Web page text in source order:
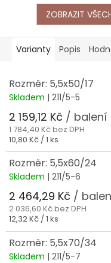
ZOBRAZIT
Varianty Popis
Rozměr: 5,5x50/17
Skladem | 211/5-5
2 159,12 Kč / balení
1 784,40 Kč bez DPH
Měrná
cena:
10,80 Kč / 1 ks
Rozměr: 5,5x60/24
Skladem | 211/5-6
2 464,29 Kč /
2 036,60 Kč bez DPH
Měrná
cena:
12,32 Kč / 1 ks
Rozměr: 5,5x70/34
Skladem | 211/5-7